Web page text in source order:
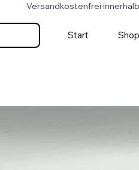
Versandkostenfrei
Start Shop